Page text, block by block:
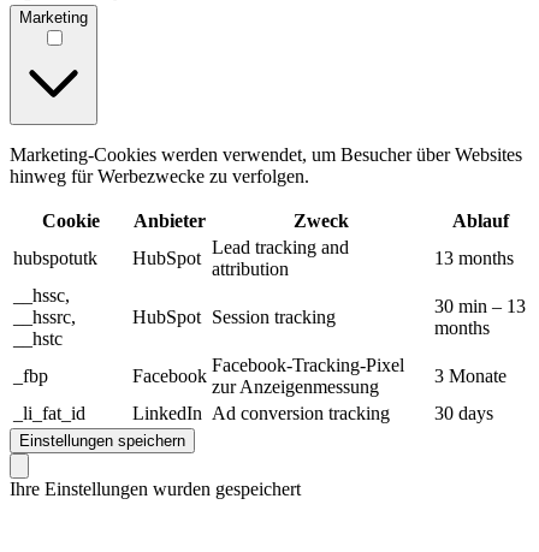
Marketing
Marketing-Cookies werden verwendet, um Besucher über Websites
hinweg für Werbezwecke zu verfolgen.
Cookie Anbieter Zweck
Ablauf
hubspotutk
HubSpot
Lead tracking and
attribution
13 months
__hssc,
__hssrc,
__hstc
HubSpot Session tracking
30 min – 13
months
_fbp Facebook
Facebook-Tracking-Pixel
zur Anzeigenmessung
3 Monate
_li_fat_id
LinkedIn Ad conversion tracking 30 days
Einstellungen speichern
Ihre Einstellungen wurden gespeichert